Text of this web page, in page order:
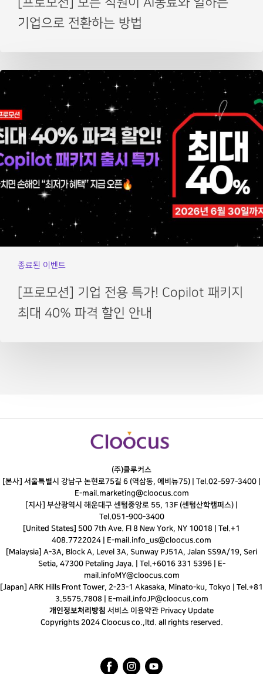
기업으로 전환하는 방법
종료된 이벤트
[프로모션] 기업 전용 특가! Copilot 패키지
최대 40% 파격 할인 안내
(주)클루커스
[본사] 서울특별시 강남구 논현로75길 6 (역삼동, 에비뉴75) | Tel.02-597-3400
E-mail.marketing@cloocus.com
[지사] 부산광역시 해운대구 센텀중앙로 55, 13F (센텀산학캠퍼스) |
Tel.051-900-3400
[United States] 500 7th Ave. Fl 8 New York, NY 10018 | Tel.+1
408.7722024 | E-mail.info_us@cloocus.com
[Malaysia] A-3A, Block A, Level 3A, Sunway PJ51A, Jalan SS9A/19, Seri
Setia, 47300 Petaling Jaya. | Tel.+6016 331 5396 | E-
mail.infoMY@cloocus.com
[Japan] ARK Hills Front Tower, 2-23-1 Akasaka, Minato-ku, Tokyo | Tel.+81
3.5575.7808 | E-mail.infoJP@cloocus.com
개인정보처리방침 서비스 이용약관 Privacy Update
Copyrights 2024 Cloocus co.,ltd. all rights reserved.